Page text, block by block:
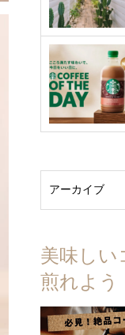
美味しい
煎れよう